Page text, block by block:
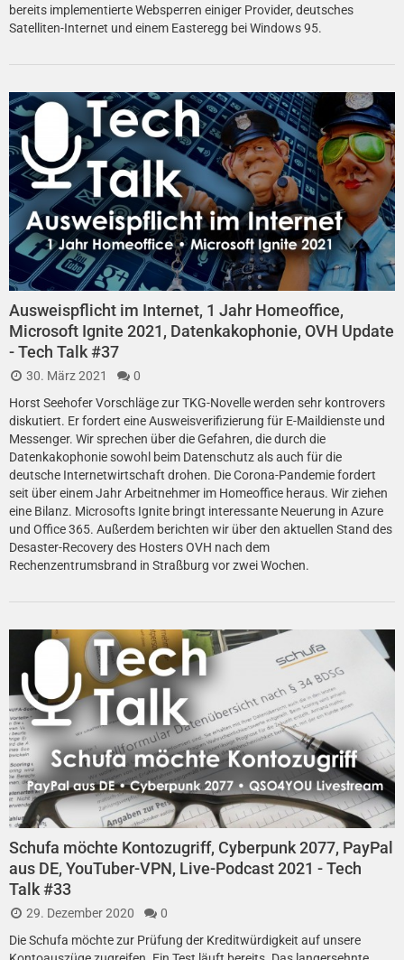
bereits implementierte Websperren einiger Provider, deutsches
Satelliten-Internet und einem Easteregg bei Windows 95.
Ausweispflicht im Internet, 1 Jahr Homeoffice,
Microsoft Ignite 2021, Datenkakophonie, OVH Update
- Tech Talk #37
30. März 2021
0
Horst Seehofer Vorschläge zur TKG-Novelle werden sehr kontrovers
diskutiert. Er fordert eine Ausweisverifizierung für E-Maildienste und
Messenger. Wir sprechen über die Gefahren, die durch die
Datenkakophonie sowohl beim Datenschutz als auch für die
deutsche Internetwirtschaft drohen. Die Corona-Pandemie fordert
seit über einem Jahr Arbeitnehmer im Homeoffice heraus. Wir ziehen
eine Bilanz. Microsofts Ignite bringt interessante Neuerung in Azure
und Office 365. Außerdem berichten wir über den aktuellen Stand des
Desaster-Recovery des Hosters OVH nach dem
Rechenzentrumsbrand in Straßburg vor zwei Wochen.
Schufa möchte Kontozugriff, Cyberpunk 2077, PayPal
aus DE, YouTuber-VPN, Live-Podcast 2021 - Tech
Talk #33
29. Dezember 2020
0
Die Schufa möchte zur Prüfung der Kreditwürdigkeit auf unsere